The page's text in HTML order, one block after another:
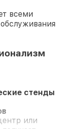
всеми
стенды
или